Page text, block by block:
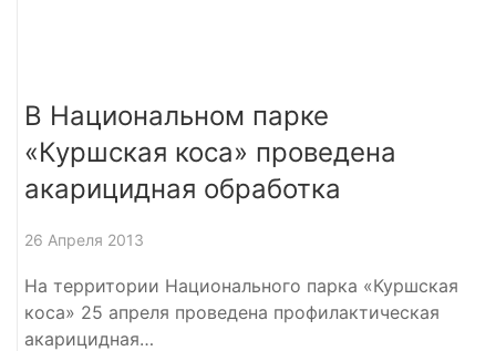
В Национальном парке
«Куршская коса» проведена
акарицидная обработка
26 Апреля 2013
На территории Национального парка «Куршская
коса» 25 апреля проведена профилактическая
акарицидная…